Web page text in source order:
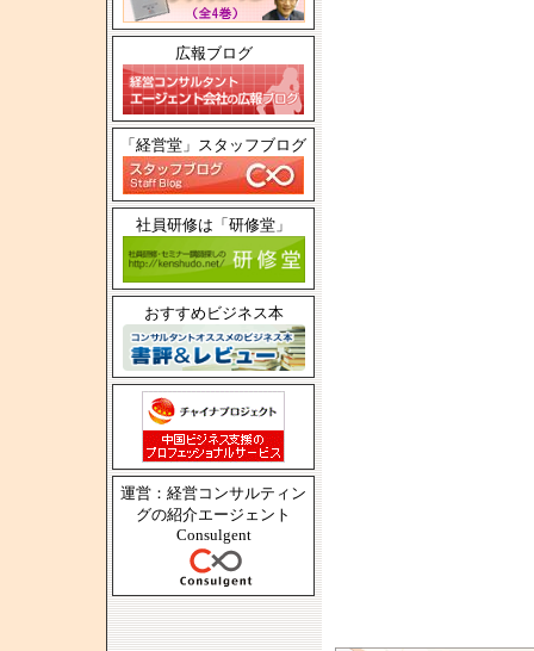
広報ブログ
「経営堂」スタッフブログ
社員研修は「研修堂」
おすすめビジネス本
運営：経営コンサルティン
グの紹介エージェント
Consulgent